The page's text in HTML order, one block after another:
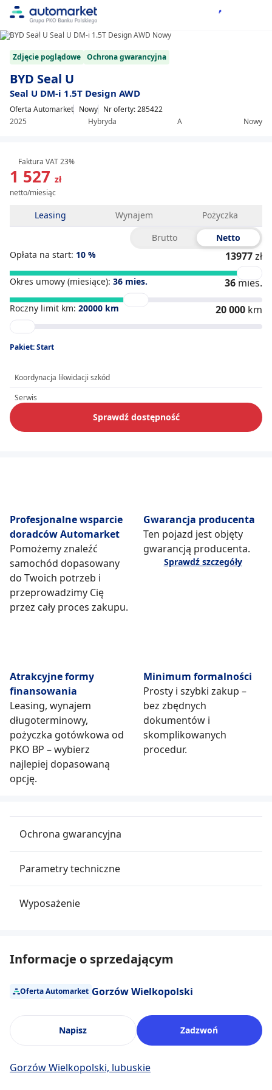
Zdjęcie poglądowe Ochrona gwarancyjna
BYD Seal U
Seal U DM-i 1.5T Design AWD
Oferta Automarket Nowy
2025
Hybryda A Nowy
Nr oferty: 285422
1 527 zł
netto/miesiąc
Faktura VAT 23%
Leasing Wynajem
Pożyczka
Brutto
Netto
Opłata na start: 10 % 13977zł
Okres umowy (miesiące): 36 mies. 36 mies.
Roczny limit km: 20000 km 20 000 km
Pakiet: Start
Koordynacja likwidacji szkód
Serwis
Sprawdź dostępność
Profesjonalne wsparcie
doradców Automarket
Pomożemy znaleźć
samochód dopasowany
do Twoich potrzeb i
przeprowadzimy Cię
przez cały proces zakupu.
Gwarancja producenta
Ten pojazd jest objęty
gwarancją producenta.
Sprawdź szczegóły
Atrakcyjne formy
finansowania
Leasing, wynajem
długoterminowy,
pożyczka gotówkowa od
PKO BP – wybierz
najlepiej dopasowaną
opcję.
Minimum formalności
Prosty i szybki zakup –
bez zbędnych
dokumentów i
skomplikowanych
procedur.
Ochrona gwarancyjna
Parametry techniczne
Wyposażenie
Informacje o sprzedającym
Oferta Automarket Gorzów Wielkopolski
Napisz Zadzwoń
Gorzów Wielkopolski, lubuskie